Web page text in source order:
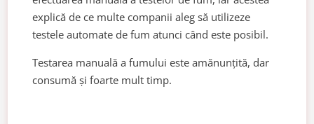
explică de ce multe companii aleg să utilizeze
testele automate de fum atunci când este posibil.
Testarea manuală a fumului este amănunțită, dar
consumă și foarte mult timp.